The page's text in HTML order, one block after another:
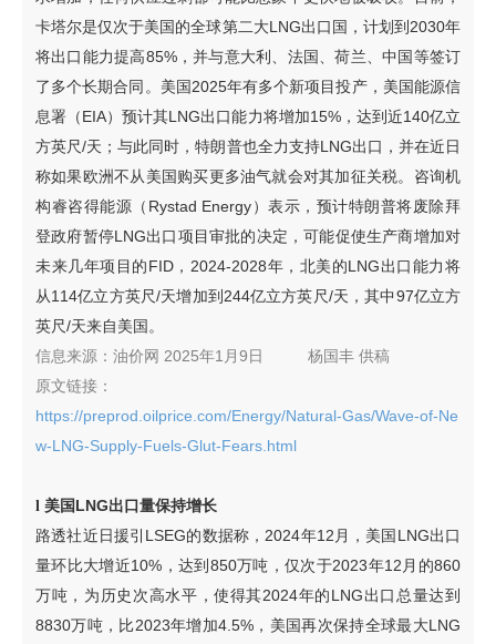
卡塔尔是仅次于美国的全球第二大LNG出口国，计划到2030年
将出口能力提高85%，并与意大利、法国、荷兰、中国等签订
了多个长期合同。美国2025年有多个新项目投产，美国能源信
息署（EIA）预计其LNG出口能力将增加15%，达到近140亿立
方英尺/天；与此同时，特朗普也全力支持LNG出口，并在近日
称如果欧洲不从美国购买更多油气就会对其加征关税。咨询机
构睿咨得能源（Rystad Energy）表示，预计特朗普将废除拜
登政府暂停LNG出口项目审批的决定，可能促使生产商增加对
未来几年项目的FID，2024-2028年，北美的LNG出口能力将
从114亿立方英尺/天增加到244亿立方英尺/天，其中97亿立方
英尺/天来自美国。
信息来源： 油价网 2025年1月9日 杨国丰 供稿
原文链接：
https://preprod.oilprice.com/Energy/Natural-Gas/Wave-of-Ne
w-LNG-Supply-Fuels-Glut-Fears.html
l 美国LNG出口量保持增长
路透社近日援引LSEG的数据称，2024年12月，美国LNG出口
量环比大增近10%，达到850万吨，仅次于2023年12月的860
万吨，为历史次高水平，使得其2024年的LNG出口总量达到
8830万吨，比2023年增加4.5%，美国再次保持全球最大LNG